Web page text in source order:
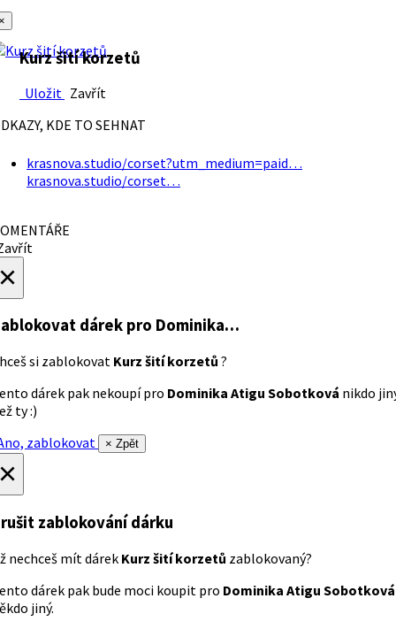
Kurz šití korzetů
Uložit Zavřít
KDE TO SEHNAT
krasnova.studio/corset?utm_medium=paid…
krasnova.studio/corset…
dárek pro Dominika…
si zablokovat Kurz šití korzetů ?
dárek pak nekoupí pro Dominika Atigu Sobotková nikdo
ty :)
zablokovat
× Zpět
zablokování dárku
nechceš mít dárek Kurz šití korzetů zablokovaný?
dárek pak bude moci koupit pro Dominika Atigu Sobotková
jiný.